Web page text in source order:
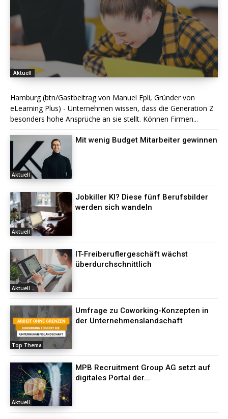
Aktuell
Hamburg (btn/Gastbeitrag von Manuel Epli, Gründer von
eLearning Plus) - Unternehmen wissen, dass die Generation Z
besonders hohe Ansprüche an sie stellt. Können Firmen...
Aktuell
Mit wenig Budget Mitarbeiter gewinnen
Aktuell
Jobkiller KI? Diese fünf Berufsbilder
werden sich wandeln
Aktuell
IT-Freiberuflergeschäft wächst
überdurchschnittlich
Top Thema
Umfrage zu Coworking-Konzepten in
der Unternehmenslandschaft
Aktuell
MPB Recruitment Group AG setzt auf
digitales Portal der...